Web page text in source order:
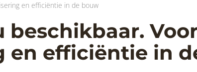
en efficiëntie in de bouw
beschikbaar.
en efficiëntie in